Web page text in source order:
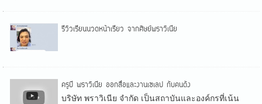
รีวิวเรียนนวดหน้าเรียว จากศิษย์พราวิเนีย
ครูบี พราวิเนีย ออกสื่อและงานเซเลป กับคนดัง
บริษัท พราวิเนีย จำกัด เป็นสถาบันและองค์กรที่เน้น